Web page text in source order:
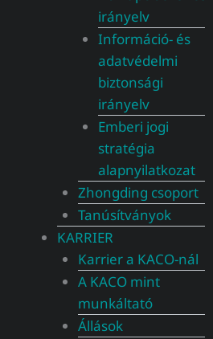
irányelv
Információ- és
adatvédelmi
biztonsági
irányelv
Emberi jogi
stratégia
alapnyilatkozat
Zhongding csoport
Tanúsítványok
KARRIER
Karrier a KACO-nál
A KACO mint
munkáltató
Állások